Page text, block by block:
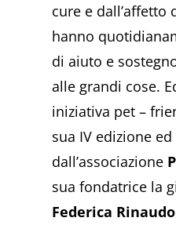
cure e dall’affetto
hanno
di aiuto e
alle grandi cose.
iniziativa pet –
sua IV edizione
dall’associazione
sua fondatrice la
Federica Rinaudo